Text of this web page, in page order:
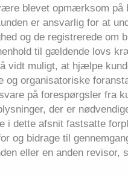
blevet opmærksom på
er ansvarlig for at
og de registrerede om
til gældende lovs
vidt muligt, at hjælpe
organisatoriske
på forespørgsler fra
der er
i dette afsnit fastsatte
og bidrage til
eller en anden revisor,